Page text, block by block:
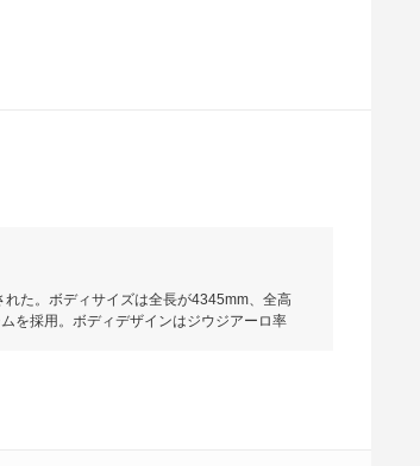
た。ボディサイズは全長が4345mm、全高
を採用。ボディデザインはジウジアーロ率